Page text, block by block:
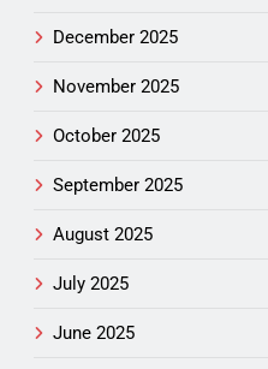
December 2025
November 2025
October 2025
September 2025
August 2025
July 2025
June 2025